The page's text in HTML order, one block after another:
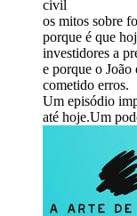
civil
os mitos sobre
porque é que
investidores a
e porque o
cometido erros.
Um episódio
até hoje.Um